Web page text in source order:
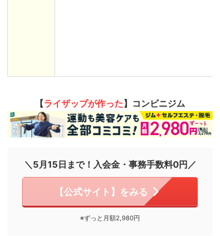
【ライザップが作った】コンビニジム
＼5月15日まで！入会金・事務手数料0円／
【公式サイト】をみる
※ずっと月額2,980円